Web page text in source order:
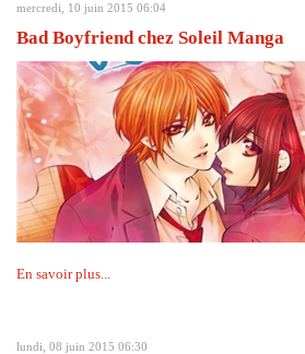
mercredi, 10 juin 2015 06:04
Bad Boyfriend chez Soleil Manga
En savoir plus...
lundi, 08 juin 2015 06:30